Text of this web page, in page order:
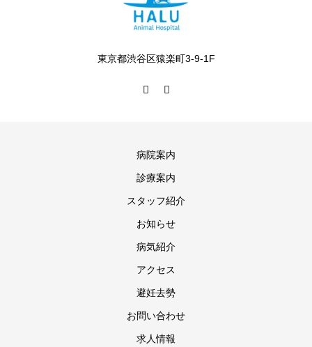
東京都渋谷区猿楽町3-9-1F
病院案内
診療案内
スタッフ紹介
お知らせ
病気紹介
アクセス
避妊去勢
お問い合わせ
求人情報